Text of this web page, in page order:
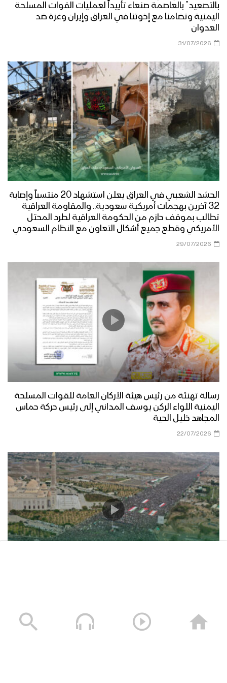
بالتصعيد” بالعاصمة صنعاء تأييداً لعمليات القوات المسلحة
اليمنية وتضامنا مع إخوتنا في العراق وإيران وغزة ضد
العدوان
31/07/2026
الحشد الشعبي في العراق يعلن استشهاد 20 منتسباً وإصابة
32 آخرين بهجمات أمريكية سعودية.. والمقاومة العراقية
تطالب بموقف حازم من الحكومة العراقية لطرد المحتل
الأمريكي وقطع جميع أشكال التعاون مع النظام السعودي
29/07/2026
رسالة تهنئة من رئيس هيئة الأركان العامة للقوات المسلحة
اليمنية اللواء الركن يوسف المداني إلى رئيس حركة حماس
المجاهد خليل الحية
22/07/2026
17/07/2026